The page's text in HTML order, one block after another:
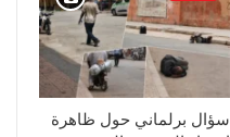
سؤال برلماني حول ظاهرة